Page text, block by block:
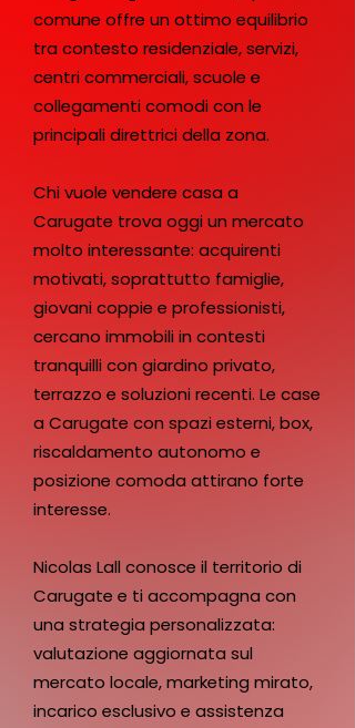
comune offre un ottimo equilibrio
tra contesto residenziale, servizi,
centri commerciali, scuole e
collegamenti comodi con le
principali direttrici della zona.
Chi vuole vendere casa a
Carugate trova oggi un mercato
molto interessante: acquirenti
motivati, soprattutto famiglie,
giovani coppie e professionisti,
cercano immobili in contesti
tranquilli con giardino privato,
terrazzo e soluzioni recenti. Le case
a Carugate con spazi esterni, box,
riscaldamento autonomo e
posizione comoda attirano forte
interesse.
Nicolas Lall conosce il territorio di
Carugate e ti accompagna con
una strategia personalizzata:
valutazione aggiornata sul
mercato locale, marketing mirato,
incarico esclusivo e assistenza